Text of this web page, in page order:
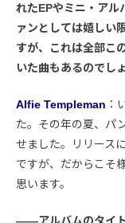
れたEPやミニ・アル
ァンとしては嬉しい
すが、これは全部こ
いた曲もあるのでし
Alfie Templeman ：
た。その年の夏、パ
せました。リリース
ですが、だからこそ
思います。